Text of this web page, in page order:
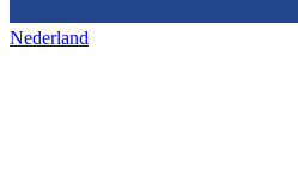
Nederland